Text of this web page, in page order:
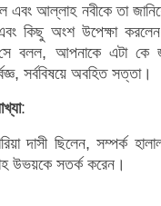
এবং আল্লাহ নবীকে তা
কিছু অংশ উপেক্ষা
বলল, আপনাকে এটা কে
সর্ববিষয়ে অবহিত সত্তা।
:
দাসী ছিলেন, সম্পর্ক
উভয়কে সতর্ক করেন।